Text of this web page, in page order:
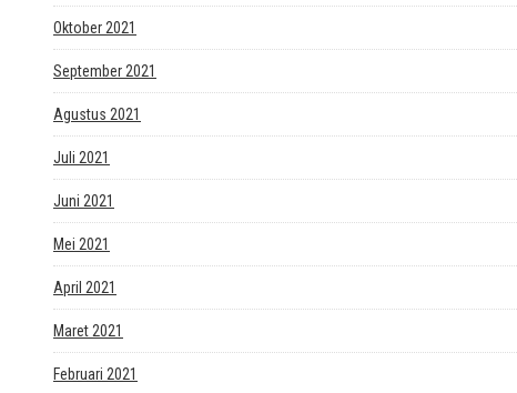
Oktober 2021
September 2021
Agustus 2021
Juli 2021
Juni 2021
Mei 2021
April 2021
Maret 2021
Februari 2021